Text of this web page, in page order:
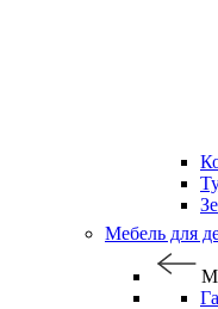
Мебель для